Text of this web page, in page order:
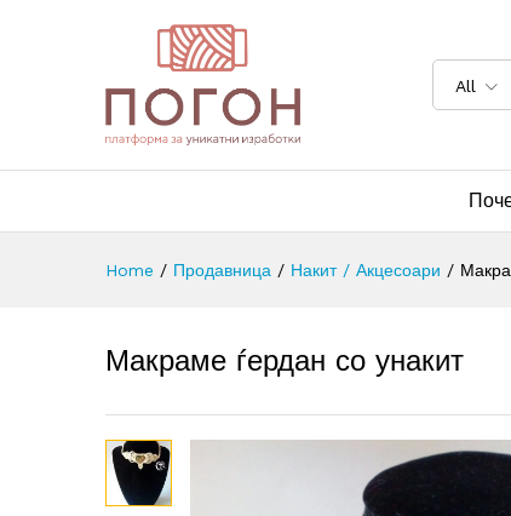
All
Home / Продавница / Накит / Акцесоари /
Макраме ѓердан со унакит